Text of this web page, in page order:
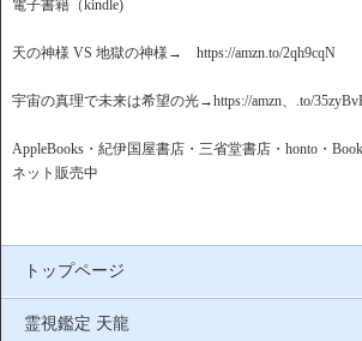
電子書籍（kindle)
天の神様 VS 地獄の神様→ https://amzn.to/2qh9cqN
宇宙の真理で未来は希望の光→https://amzn、.to/
AppleBooks・紀伊国屋書店・三省堂書店・honto・
ネット販売中
トップページ
霊視鑑定 天龍